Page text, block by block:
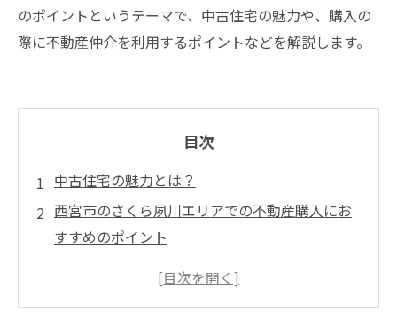
のポイントというテーマで、中古住宅の魅力や、購入の
際に不動産仲介を利用するポイントなどを解説します。
目次
中古住宅の魅力とは？
西宮市のさくら夙川エリアでの不動産購入にお
すすめのポイント
不動産仲介業者が提供するサービスとは？